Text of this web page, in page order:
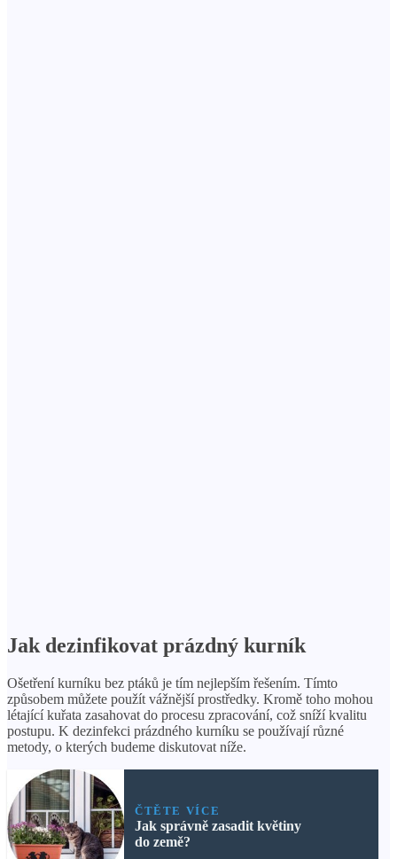
Jak dezinfikovat prázdný kurník
Ošetření kurníku bez ptáků je tím nejlepším řešením. Tímto
způsobem můžete použít vážnější prostředky. Kromě toho mohou
létající kuřata zasahovat do procesu zpracování, což sníží kvalitu
postupu. K dezinfekci prázdného kurníku se používají různé
metody, o kterých budeme diskutovat níže.
ČTĚTE VÍCE
Jak správně zasadit květiny
do země?